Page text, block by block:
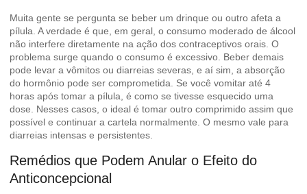
Muita gente se pergunta se beber um drinque ou outro afeta a
pílula. A verdade é que, em geral, o consumo moderado de álcool
não interfere diretamente na ação dos contraceptivos orais. O
problema surge quando o consumo é excessivo. Beber demais
pode levar a vômitos ou diarreias severas, e aí sim, a absorção
do hormônio pode ser comprometida. Se você vomitar até 4
horas após tomar a pílula, é como se tivesse esquecido uma
dose. Nesses casos, o ideal é tomar outro comprimido assim que
possível e continuar a cartela normalmente. O mesmo vale para
diarreias intensas e persistentes.
Remédios que Podem Anular o Efeito do
Anticoncepcional